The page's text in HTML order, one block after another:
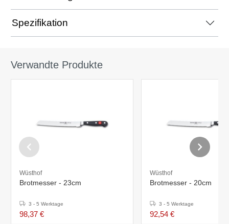
Spezifikation
Verwandte Produkte
Wüsthof
Brotmesser - 23cm
3 - 5 Werktage
98,37 €
Wüsthof
Brotmesser - 20cm
3 - 5 Werktage
92,54 €